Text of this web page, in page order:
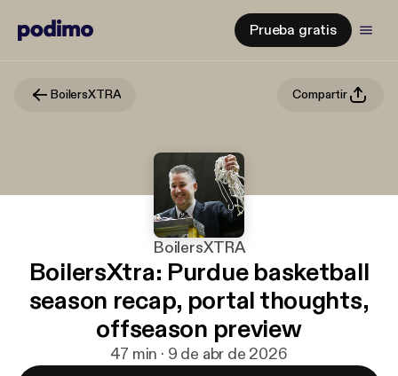
Prueba gratis
BoilersXTRA Compartir
BoilersXTRA
BoilersXtra: Purdue basketball
season recap, portal thoughts,
offseason preview
47 min · 9 de abr de 2026